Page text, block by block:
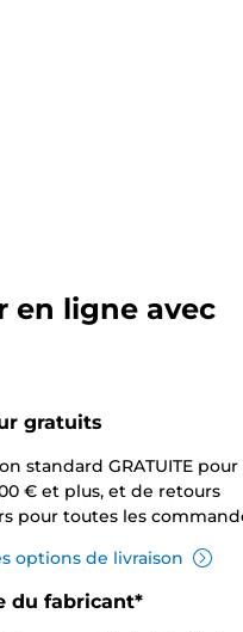
en ligne avec
gratuits
standard GRATUITE pour
€ et plus, et de retours
pour toutes les
options de livraison
du fabricant*